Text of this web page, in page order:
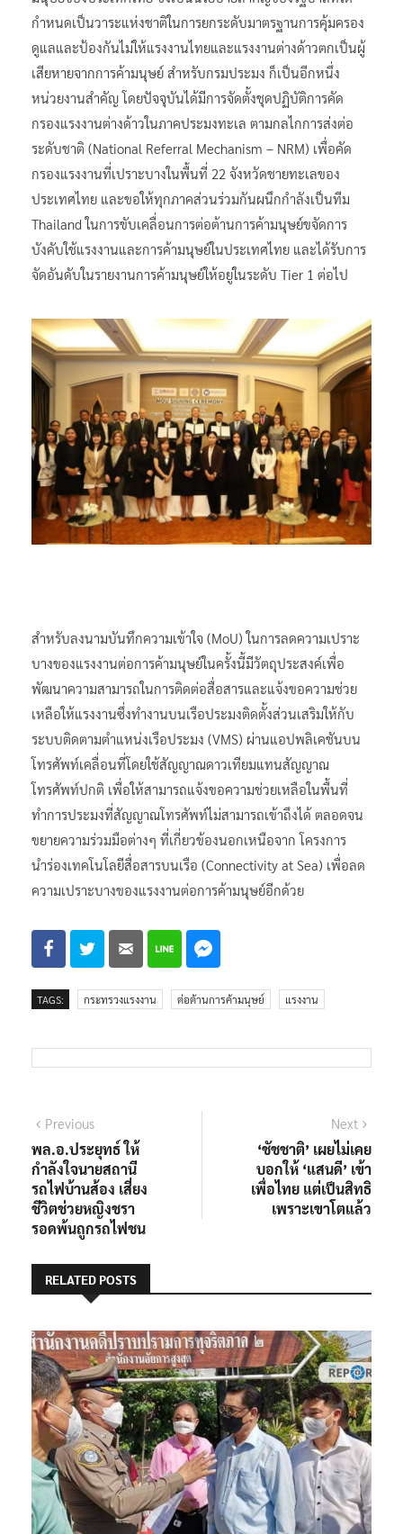
กำหนดเป็นวาระแห่งชาติในการยกระดับมาตรฐานการคุ้มครอง
ดูแลและป้องกันไม่ให้แรงงานไทยและแรงงานต่างด้าวตกเป็นผู้
เสียหายจากการค้ามนุษย์ สำหรับกรมประมง ก็เป็นอีกหนึ่ง
หน่วยงานสำคัญ โดยปัจจุบันได้มีการจัดตั้งชุดปฏิบัติการคัด
กรองแรงงานต่างด้าวในภาคประมงทะเล ตามกลไกการส่งต่อ
ระดับชาติ (National Referral Mechanism – NRM) เพื่อคัด
กรองแรงงานที่เปราะบางในพื้นที่ 22 จังหวัดชายทะเลของ
ประเทศไทย และขอให้ทุกภาคส่วนร่วมกันผนึกกำลังเป็นทีม
Thailand ในการขับเคลื่อนการต่อต้านการค้ามนุษย์ขจัดการ
บังคับใช้แรงงานและการค้ามนุษย์ในประเทศไทย และได้รับการ
จัดอันดับในรายงานการค้ามนุษย์ให้อยู่ในระดับ Tier 1 ต่อไป
สำหรับลงนามบันทึกความเข้าใจ (MoU) ในการลดความเปราะ
บางของแรงงานต่อการค้ามนุษย์ในครั้งนี้มีวัตถุประสงค์เพื่อ
พัฒนาความสามารถในการติดต่อสื่อสารและแจ้งขอความช่วย
เหลือให้แรงงานซึ่งทำงานบนเรือประมงติดตั้งส่วนเสริมให้กับ
ระบบติดตามตำแหน่งเรือประมง (VMS) ผ่านแอปพลิเคชันบน
โทรศัพท์เคลื่อนที่โดยใช้สัญญาณดาวเทียมแทนสัญญาณ
โทรศัพท์ปกติ เพื่อให้สามารถแจ้งขอความช่วยเหลือในพื้นที่
ทำการประมงที่สัญญาณโทรศัพท์ไม่สามารถเข้าถึงได้ ตลอดจน
ขยายความร่วมมือต่างๆ ที่เกี่ยวข้องนอกเหนือจาก โครงการ
นำร่องเทคโนโลยีสื่อสารบนเรือ (Connectivity at Sea) เพื่อลด
ความเปราะบางของแรงงานต่อการค้ามนุษย์อีกด้วย
TAGS: กระทรวงแรงงาน ต่อต้านการค้ามนุษย์ แรงงาน
แนะแนว
เรื่อง
PreviousPrevious
post:
พล.อ.ประยุทธ์ ให้
กำลังใจนายสถานี
รถไฟบ้านส้อง เสี่ยง
ชีวิตช่วยหญิงชรา
รอดพ้นถูกรถไฟชน
Next
post:
‘ชัชชาติ’ เผยไม่เคย
บอกให้ ‘แสนดี’ เข้า
เพื่อไทย แต่เป็นสิทธิ
เพราะเขาโตแล้ว
RELATED POSTS